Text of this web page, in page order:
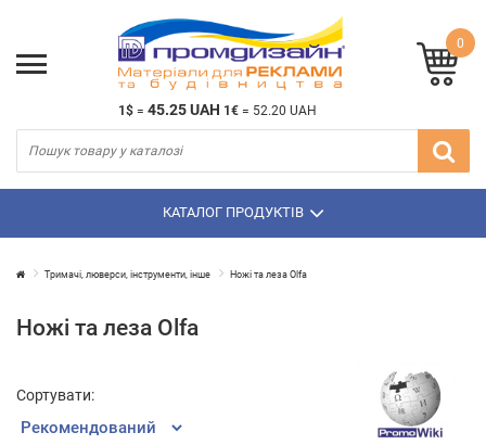
1$ = 45.25 UAH 1€ = 52.20 UAH
0
КАТАЛОГ ПРОДУКТІВ
Тримачі, люверси, інструменти, інше Ножі та леза Olfa
Ножі та леза Olfa
Сортувати: